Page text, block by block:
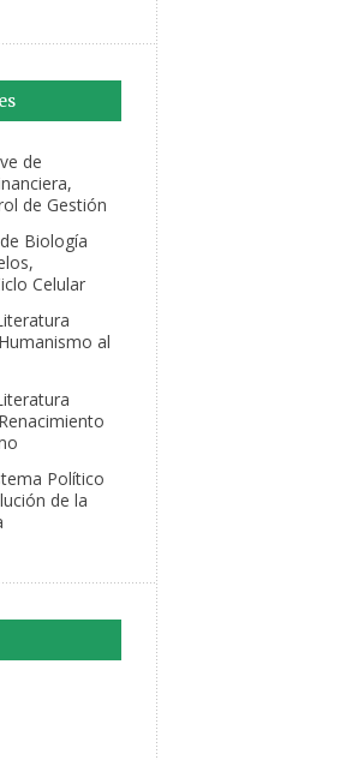
de
de Gestión
Biología
Celular
al
Político
de la